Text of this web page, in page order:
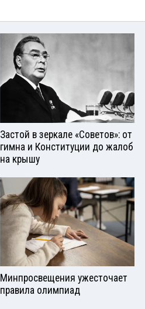
Застой в зеркале «Советов»: от
гимна и Конституции до жалоб
на крышу
Минпросвещения ужесточает
правила олимпиад